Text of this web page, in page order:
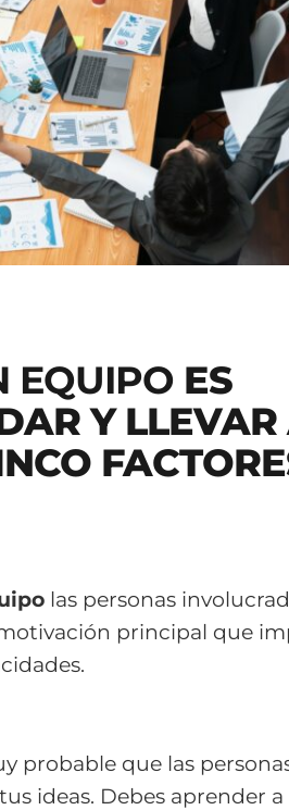
EQUIPOES
Y
las personas
principal que
probable que las
ideas. Debes aprender